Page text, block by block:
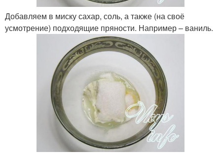
Добавляем в миску сахар, соль, а также (на своё
усмотрение) подходящие пряности. Например – ваниль.